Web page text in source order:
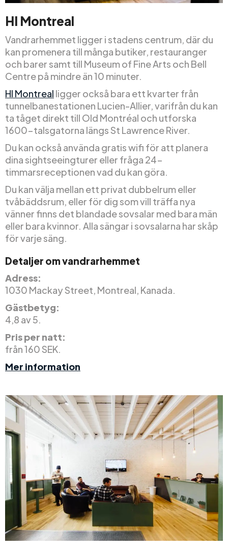
HI Montreal
Vandrarhemmet ligger i stadens centrum, där du
kan promenera till många butiker, restauranger
och barer samt till Museum of Fine Arts och Bell
Centre på mindre än 10 minuter.
HI Montreal ligger också bara ett kvarter från
tunnelbanestationen Lucien-Allier, varifrån du kan
ta tåget direkt till Old Montréal och utforska
1600-talsgatorna längs St Lawrence River.
Du kan också använda gratis wifi för att planera
dina sightseeingturer eller fråga 24-
timmarsreceptionen vad du kan göra.
Du kan välja mellan ett privat dubbelrum eller
tvåbäddsrum, eller för dig som vill träffa nya
vänner finns det blandade sovsalar med bara män
eller bara kvinnor. Alla sängar i sovsalarna har skåp
för varje säng.
Detaljer om vandrarhemmet
Adress:
1030 Mackay Street, Montreal, Kanada.
Gästbetyg:
4,8 av 5.
Pris per natt:
från 160 SEK.
Mer information